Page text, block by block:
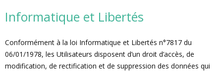
Informatique et Libertés
Conformément à la loi Informatique et Libertés n°7817 du
06/01/1978, les Utilisateurs disposent d’un droit d’accès, de
modification, de rectification et de suppression des données qui